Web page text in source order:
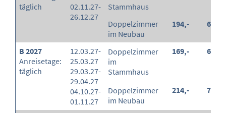
täglich
02.11.27-
26.12.27
Stammhaus
Doppelzimmer
im Neubau
194,- 65,-
B 2027
Anreisetage:
täglich
12.03.27-
25.03.27
29.03.27-
29.04.27
04.10.27-
01.11.27
Doppelzimmer
im
Stammhaus
169,- 60,-
Doppelzimmer
im Neubau
214,- 75,-